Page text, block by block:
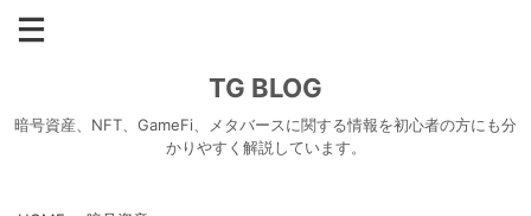
TG BLOG
暗号資産、NFT、GameFi、メタバースに関する情報を初心者の方にも分
かりやすく解説しています。